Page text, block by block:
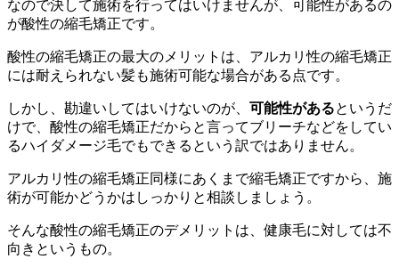
なので決して施術を行ってはいけませんが、可能性があるの
が酸性の縮毛矯正です。
酸性の縮毛矯正の最大のメリットは、アルカリ性の縮毛矯正
には耐えられない髪も施術可能な場合がある点です。
しかし、勘違いしてはいけないのが、 可能性があるというだ
けで、酸性の縮毛矯正だからと言ってブリーチなどをしてい
るハイダメージ毛でもできるという訳ではありません。
アルカリ性の縮毛矯正同様にあくまで縮毛矯正ですから、施
術が可能かどうかはしっかりと相談しましょう。
そんな酸性の縮毛矯正のデメリットは、健康毛に対しては不
向きというもの。